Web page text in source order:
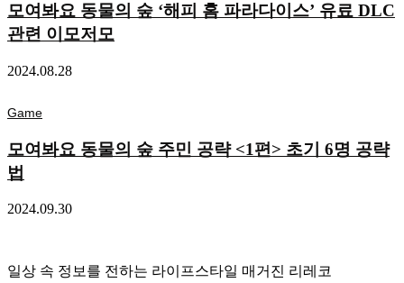
모여봐요 동물의 숲 ‘해피 홈 파라다이스’ 유료 DLC
관련 이모저모
2024.08.28
Game
모여봐요 동물의 숲 주민 공략 <1편> 초기 6명 공략
법
2024.09.30
일상 속 정보를 전하는 라이프스타일 매거진 리레코